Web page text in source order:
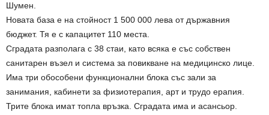
Шумен.
Новата база е на стойност 1 500 000 лева от държавния
бюджет. Тя е с капацитет 110 места.
Сградата разполага с 38 стаи, като всяка е със собствен
санитарен възел и система за повикване на медицинско лице.
Има три обособени функционални блока със зали за
занимания, кабинети за физиотерапия, арт и трудо ерапия.
Трите блока имат топла връзка. Сградата има и асансьор.